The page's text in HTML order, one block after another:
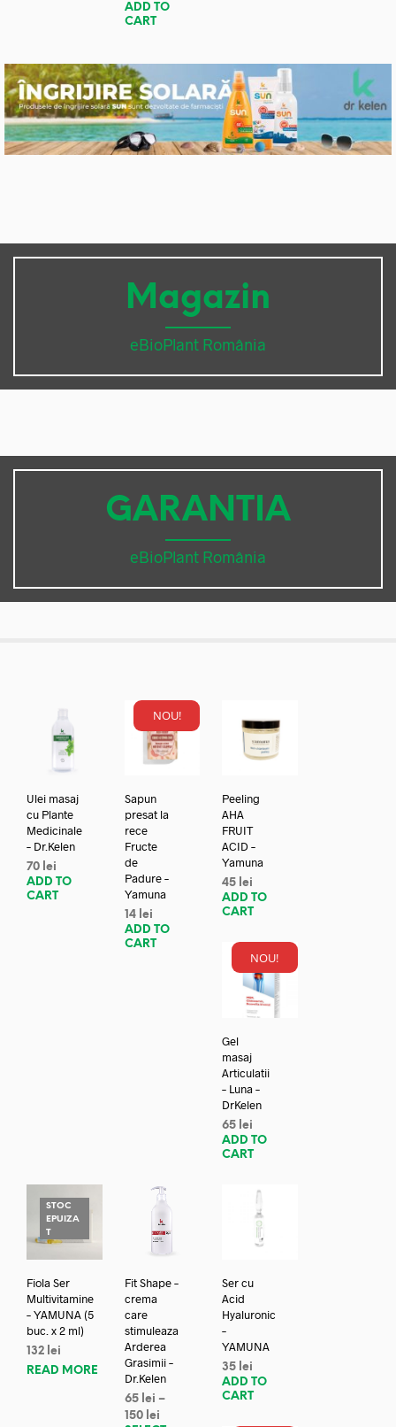
ADD TO
CART
Magazin
eBioPlant România
GARANTIA
eBioPlant România
Ulei masaj
cu Plante
Medicinale
– Dr.Kelen
70 lei
ADD TO
CART
NOU!
Sapun
presat la
rece
Fructe
de
Padure –
Yamuna
14 lei
ADD TO
CART
Peeling
AHA
FRUIT
ACID –
Yamuna
45 lei
ADD TO
CART
NOU!
Gel
masaj
Articulatii
– Luna –
DrKelen
65 lei
ADD TO
CART
STOC
EPUIZA
T
Fiola Ser
Multivitamine
– YAMUNA (5
buc. x 2 ml)
132 lei
READ MORE
Fit Shape –
crema
care
stimuleaza
Arderea
Grasimii –
Dr.Kelen
65 lei –
150 lei
Ser cu
Acid
Hyaluronic
–
YAMUNA
35 lei
ADD TO
CART